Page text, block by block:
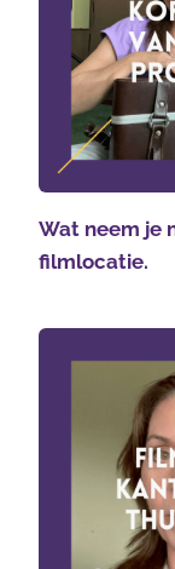
Wat neem je
filmlocatie.